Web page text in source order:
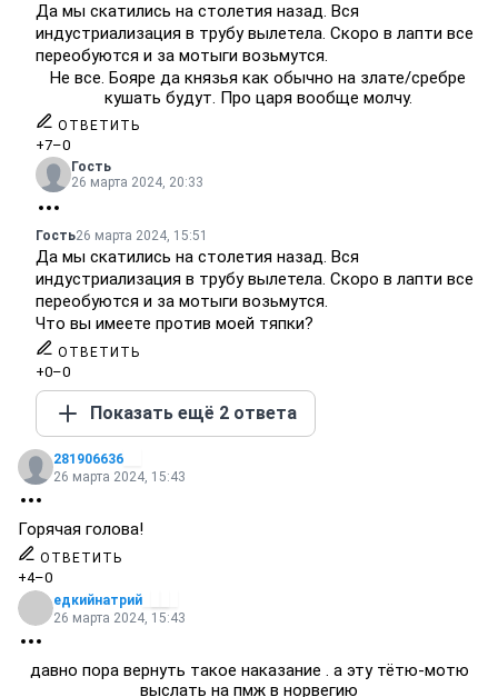
Да мы скатились на столетия назад. Вся
индустриализация в трубу вылетела. Скоро в лапти все
переобуются и за мотыги возьмутся.
Не все. Бояре да князья как обычно на злате/сребре
кушать будут. Про царя вообще молчу.
ОТВЕТИТЬ
+7–0
Гость
26 марта 2024, 20:33
Гость26 марта 2024, 15:51
Да мы скатились на столетия назад. Вся
индустриализация в трубу вылетела. Скоро в лапти все
переобуются и за мотыги возьмутся.
Что вы имеете против моей тяпки?
ОТВЕТИТЬ
+0–0
Показать ещё 2 ответа
281906636
26 марта 2024, 15:43
Горячая голова!
ОТВЕТИТЬ
+4–0
едкийнатрий
26 марта 2024, 15:43
давно пора вернуть такое наказание . а эту тётю-мотю
выслать на пмж в норвегию